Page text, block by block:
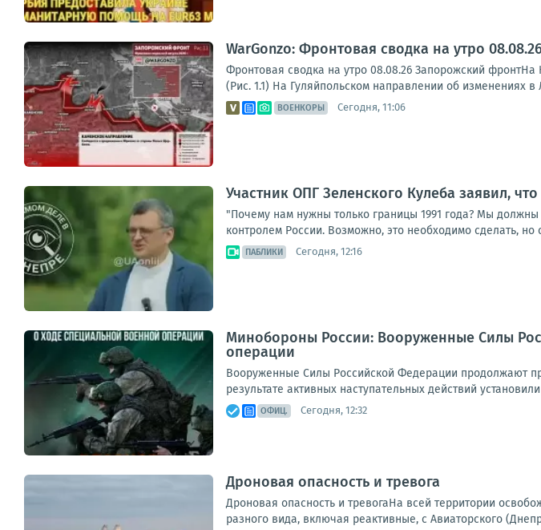
WarGonzo: Фронтовая сводка на утро
Фронтовая сводка на утро 08.08.26 Запорожский
(Рис. 1.1) На Гуляйпольском направлении об изменениях
ВОЕНКОРЫ Сегодня, 11:06
Участник ОПГ Зеленского Кулеба заявил,
"Почему нам нужны только границы 1991 года? Мы
контролем России. Возможно, это необходимо сделать, но
ПАБЛИКИ Сегодня, 12:16
Минобороны России: Вооруженные Силы
операции
Вооруженные Силы Российской Федерации продолжают
результате активных наступательных действий
ОФИЦ. Сегодня, 12:32
Дроновая опасность и тревога
Дроновая опасность и тревогаНа всей территории
разного вида, включая реактивные, с Авиаторского